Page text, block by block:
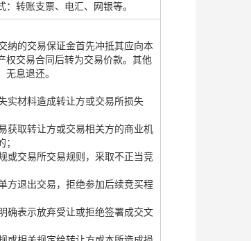
转账支票、电汇、网银等。
纳的交易保证金首先冲抵其应向本
权交易合同后转为交易价款。其他
息退还。
实材料造成转让方或交易所损失
获取转让方或交易相关方的商业机
或交易所交易规则，采取不正当竞
方退出交易，拒绝参加后续竞买程
确表示放弃受让或拒绝签署成交文